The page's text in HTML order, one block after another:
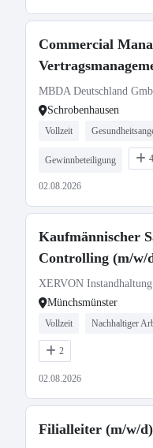
Commercial
MBDA Deutschland
Schrobenhausen
Vollzeit
Gewinnbeteiligung 4
02.08.2026
Kaufmännischer
Controlling (m/w/
XERVON
Münchsmünster
Vollzeit Nachhaltiger
2
02.08.2026
Filialleiter (m/w/d)